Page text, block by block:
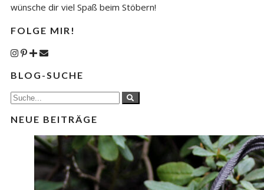
wünsche dir viel Spaß beim Stöbern!
FOLGE MIR!
BLOG-SUCHE
NEUE BEITRÄGE